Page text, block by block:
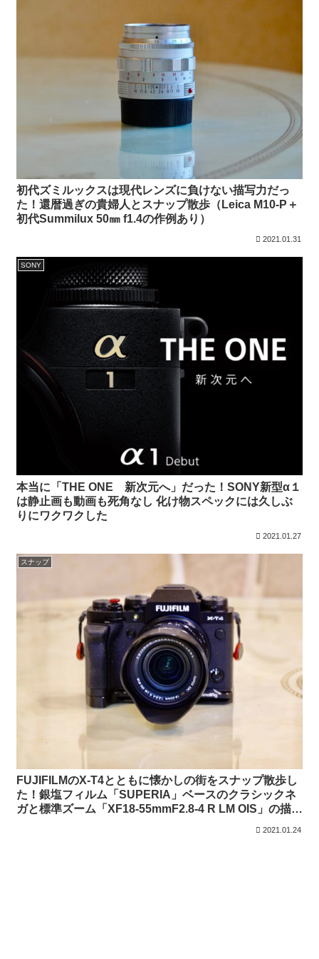
初代ズミルックスは現代レンズに負けない描写力だっ
た！還暦過ぎの貴婦人とスナップ散歩（Leica M10-P＋
初代Summilux 50㎜ f1.4の作例あり）
2021.01.31
SONY
本当に「THE ONE 新次元へ」だった！SONY新型α１
は静止画も動画も死角なし 化け物スペックには久しぶ
りにワクワクした
2021.01.27
スナップ
FUJIFILMのX-T4とともに懐かしの街をスナップ散歩し
た！銀塩フィルム「SUPERIA」ベースのクラシックネ
ガと標準ズーム「XF18-55mmF2.8-4 R LM OIS」の描写
2021.01.24